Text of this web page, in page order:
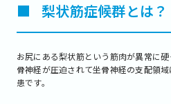
■ 梨状筋症候群とは？
お尻にある梨状筋という筋肉が異常に
骨神経が圧迫されて坐骨神経の支配領
患です。